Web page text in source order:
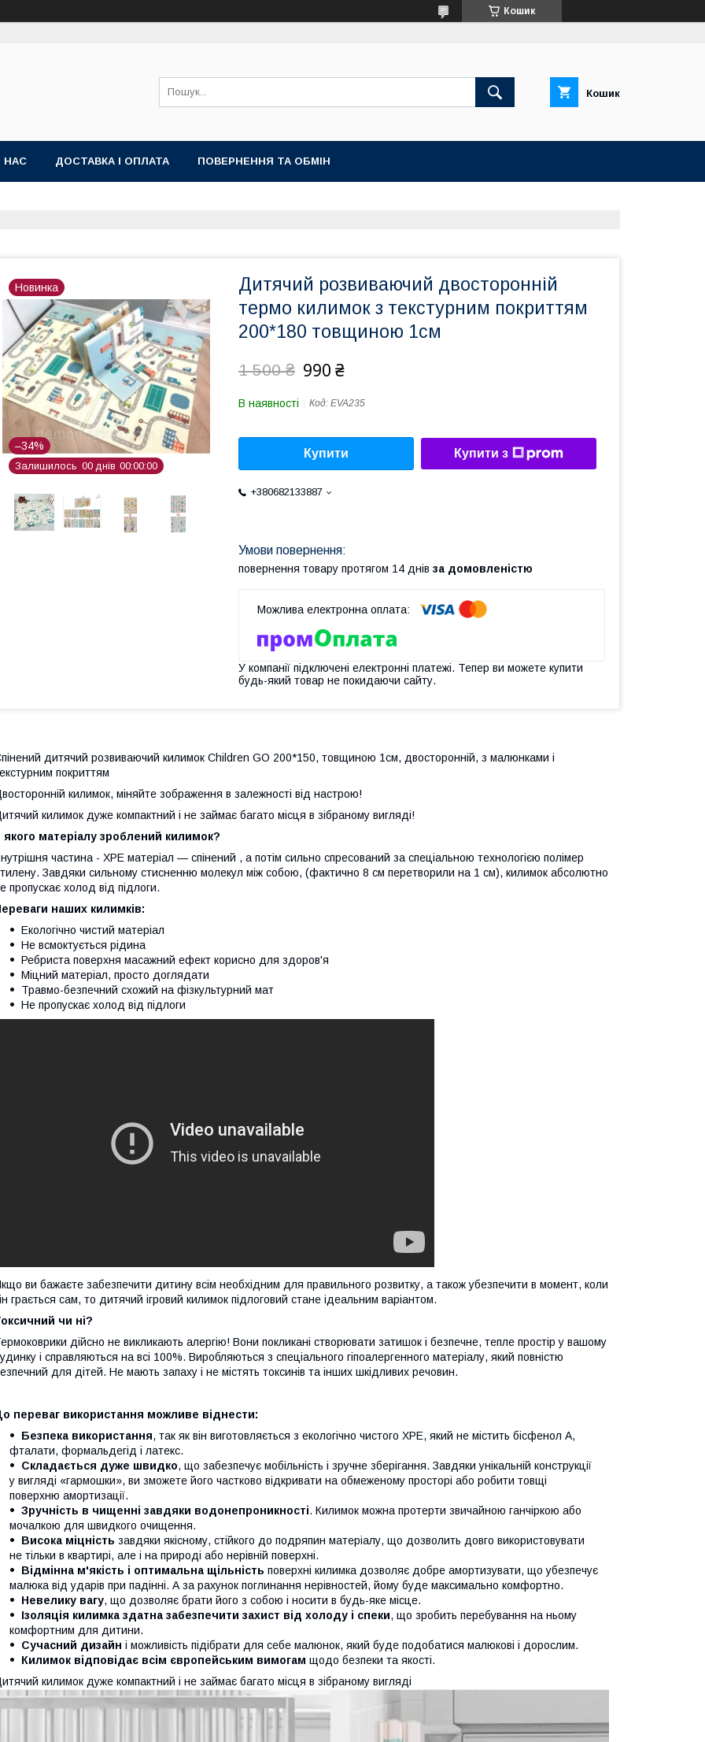
Кошик
Кошик
НАС ДОСТАВКА І ОПЛАТА ПОВЕРНЕННЯ ТА ОБМІН
Новинка
–34%
Залишилось 00 днів 00 00 00
Дитячий розвиваючий двосторонній
термо килимок з текстурним покриттям
200*180 товщиною 1см
1 500 ₴ 990 ₴
В наявності Код: EVA235
Купити Купити з
+380682133887
повернення товару протягом 14 днів за домовленістю
У компанії підключені електронні платежі. Тепер ви можете купити
будь-який товар не покидаючи сайту.
дитячий розвиваючий килимок Children GO 200*150, товщиною 1см, двосторонній, з малюнками і
покриттям
килимок, міняйте зображення в залежності від настрою!
килимок дуже компактний і не займає багато місця в зібраному вигляді!
якого матеріалу зроблений килимок?
частина - XPE матеріал — спінений , а потім сильно спресований за спеціальною технологією полімер
Завдяки сильному стисненню молекул між собою, (фактично 8 см перетворили на 1 см), килимок абсолютно
пропускає холод від підлоги.
наших килимків:
Екологічно чистий матеріал
Не всмоктується рідина
Ребриста поверхня масажний ефект корисно для здоров'я
Міцний матеріал, просто доглядати
Травмо-безпечний схожий на фізкультурний мат
Не пропускає холод від підлоги
ви бажаєте забезпечити дитину всім необхідним для правильного розвитку, а також убезпечити в момент, коли
грається сам, то дитячий ігровий килимок підлоговий стане ідеальним варіантом.
чи ні?
дійсно не викликають алергію! Вони покликані створювати затишок і безпечне, тепле простір у вашому
і справляються на всі 100%. Виробляються з спеціального гіпоалергенного матеріалу, який повністю
для дітей. Не мають запаху і не містять токсинів та інших шкідливих речовин.
переваг використання можливе віднести:
Безпека використання, так як він виготовляється з екологічно чистого XPE, який не містить бісфенол А,
фталати, формальдегід і латекс.
Складається дуже швидко, що забезпечує мобільність і зручне зберігання. Завдяки унікальній конструкції
у вигляді «гармошки», ви зможете його частково відкривати на обмеженому просторі або робити товщі
поверхню амортизації.
Зручність в чищенні завдяки водонепроникності. Килимок можна протерти звичайною ганчіркою або
мочалкою для швидкого очищення.
Висока міцність завдяки якісному, стійкого до подряпин матеріалу, що дозволить довго використовувати
не тільки в квартирі, але і на природі або нерівній поверхні.
Відмінна м'якість і оптимальна щільність поверхні килимка дозволяє добре амортизувати, що убезпечує
малюка від ударів при падінні. А за рахунок поглинання нерівностей, йому буде максимально комфортно.
Невелику вагу, що дозволяє брати його з собою і носити в будь-яке місце.
Ізоляція килимка здатна забезпечити захист від холоду і спеки, що зробить перебування на ньому
комфортним для дитини.
Сучасний дизайн і можливість підібрати для себе малюнок, який буде подобатися малюкові і дорослим.
Килимок відповідає всім європейським вимогам щодо безпеки та якості.
килимок дуже компактний і не займає багато місця в зібраному вигляді